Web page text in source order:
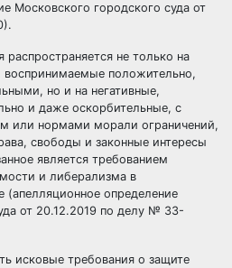
Московского городского суда от
не только на
положительно,
но и на негативные,
и даже оскорбительные, с
или нормами морали ограничений,
свободы и законные интересы
является требованием
и либерализма в
определение
от 20.12.2019 по делу № 33-
исковые требования о защите